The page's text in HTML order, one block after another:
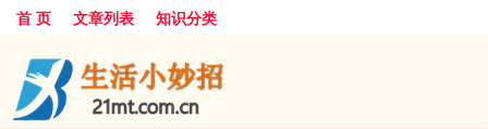
首 页 文章列表 知识分类